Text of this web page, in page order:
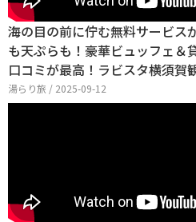
海の目の前に佇む無料サービス
も天ぷらも！豪華ビュッフェ＆
口コミが最高！ラビスタ横須賀
湯らり旅 / 2025-09-12